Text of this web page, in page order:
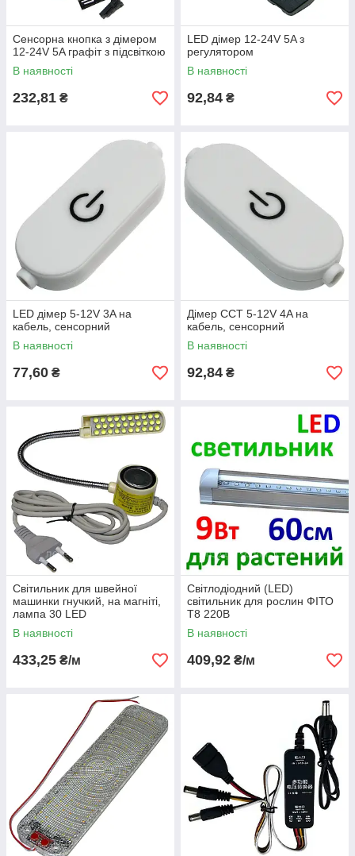
Сенсорна кнопка з дімером
12-24V 5A графіт з підсвіткою
В наявності
232,81 ₴
LED дімер 12-24V 5A з
регулятором
В наявності
92,84 ₴
LED дімер 5-12V 3A на
кабель, сенсорний
В наявності
77,60 ₴
Дімер CCT 5-12V 4A на
кабель, сенсорний
В наявності
92,84 ₴
Світильник для швейної
машинки гнучкий, на магніті,
лампа 30 LED
В наявності
433,25 ₴/м
Світлодіодний (LED)
світильник для рослин ФІТО
Т8 220В
В наявності
409,92 ₴/м